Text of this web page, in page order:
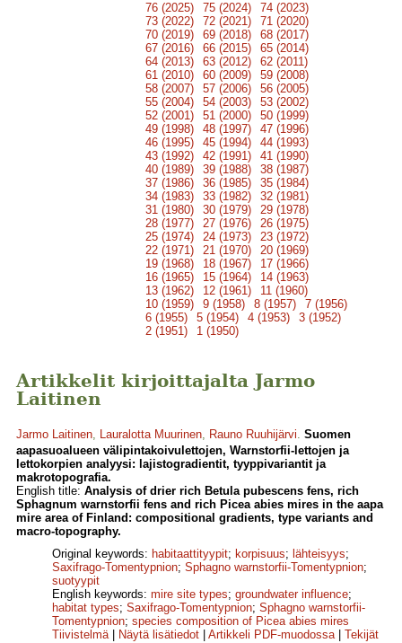
76 (2025) 75 (2024)
74 (2023)
73 (2022)
72 (2021)
71 (2020)
70 (2019)
69 (2018)
68 (2017)
67 (2016)
66 (2015)
65 (2014)
64 (2013)
63 (2012)
62 (2011)
61 (2010)
60 (2009)
59 (2008)
58 (2007)
57 (2006)
56 (2005)
55 (2004)
54 (2003)
53 (2002)
52 (2001)
51 (2000)
50 (1999)
49 (1998)
48 (1997)
47 (1996)
46 (1995)
45 (1994)
44 (1993)
43 (1992)
42 (1991)
41 (1990)
40 (1989)
39 (1988)
38 (1987)
37 (1986)
36 (1985)
35 (1984)
34 (1983)
33 (1982)
32 (1981)
31 (1980)
30 (1979)
29 (1978)
28 (1977)
27 (1976)
26 (1975)
25 (1974)
24 (1973)
23 (1972)
22 (1971)
21 (1970)
20 (1969)
19 (1968)
18 (1967)
17 (1966)
16 (1965)
15 (1964)
14 (1963)
13 (1962)
12 (1961)
11 (1960)
10 (1959)
9 (1958) 8 (1957)
7 (1956)
6 (1955)
5 (1954) 4 (1953)
3 (1952)
2 (1951)
1 (1950)
Artikkelit kirjoittajalta Jarmo
Laitinen
Jarmo Laitinen, Lauralotta Muurinen, Rauno Ruuhijärvi. Suomen
aapasuoalueen välipintakoivulettojen, Warnstorfii-lettojen ja
lettokorpien analyysi: lajistogradientit, tyyppivariantit ja
makrotopografia.
English title: Analysis of drier rich Betula pubescens fens, rich
Sphagnum warnstorfii fens and rich Picea abies mires in the aapa
mire area of Finland: compositional gradients, type variants and
macro-topography.
Original keywords: habitaattityypit; korpisuus; lähteisyys;
Saxifrago-Tomentypnion; Sphagno warnstorfii-Tomentypnion;
suotyypit
English keywords: mire site types; groundwater influence;
habitat types; Saxifrago-Tomentypnion; Sphagno warnstorfii-
Tomentypnion; species composition of Picea abies mires
Tiivistelmä| Näytä lisätiedot Artikkeli PDF-muodossa| Tekijät